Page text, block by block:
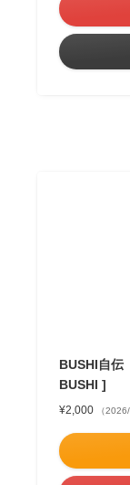
BUSHI自伝
BUSHI ]
¥2,000 （